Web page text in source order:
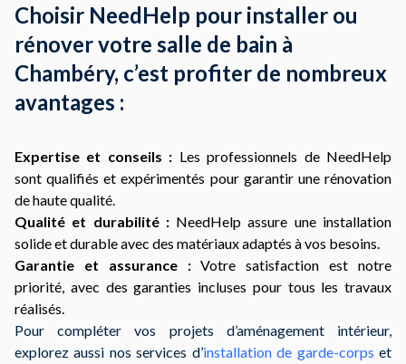
Choisir NeedHelp pour installer ou
rénover votre salle de bain à
Chambéry, c’est profiter de nombreux
avantages :
Expertise et conseils : Les professionnels de NeedHelp
sont qualifiés et expérimentés pour garantir une rénovation
de haute qualité.
Qualité et durabilité :NeedHelp assure une installation
solide et durable avec des matériaux adaptés à vos besoins.
Garantie et assurance :Votre satisfaction est notre
priorité, avec des garanties incluses pour tous les travaux
réalisés.
Pour compléter vos projets d’aménagement intérieur,
explorez aussi nos services d’installation de garde-corps et